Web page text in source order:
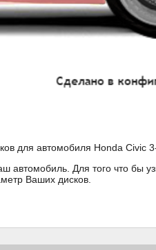
для автомобиля Honda Civic
Для того что бы
Ваших дисков.